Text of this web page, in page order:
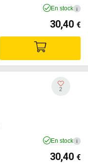
En stock i
30,40 €
2
En stock i
30,40 €